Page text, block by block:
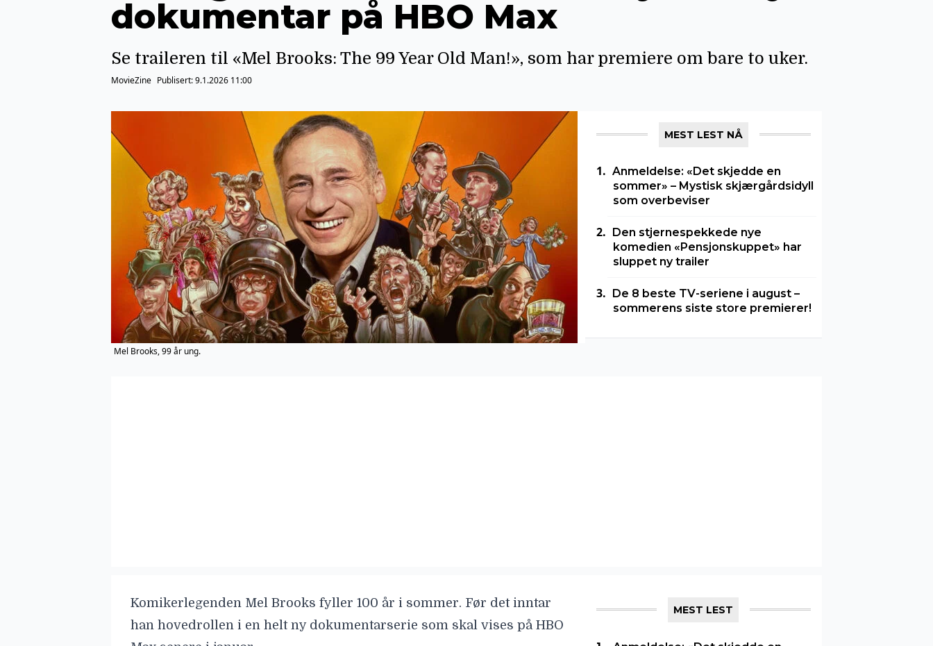
dokumentar på HBO Max
Se traileren til «Mel Brooks: The 99 Year Old Man!», som har premiere om bare to uker.
MovieZine Publisert:9.1.2026 11:00
Mel Brooks, 99 år ung.
MEST LEST NÅ
Anmeldelse: «Det skjedde en
sommer» – Mystisk skjærgårdsidyll
som overbeviser
Den stjernespekkede nye
komedien «Pensjonskuppet» har
sluppet ny trailer
De 8 beste TV-seriene i august –
sommerens siste store premierer!
Komikerlegenden Mel Brooks fyller 100 år i sommer. Før det inntar
han hovedrollen i en helt ny dokumentarserie som skal vises på HBO
MEST LEST